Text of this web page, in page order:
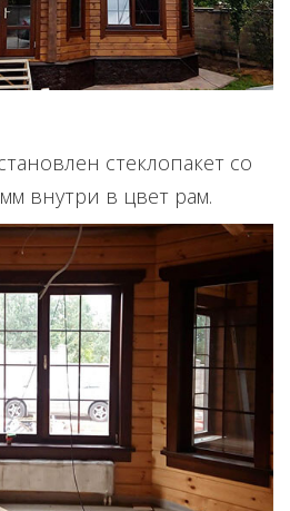
стеклопакет со
внутри в цвет рам.